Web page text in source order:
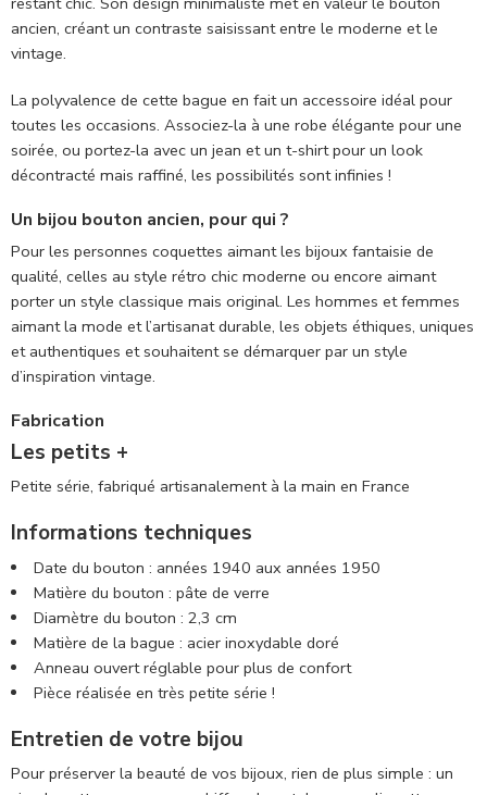
ancien, créant un contraste saisissant entre le moderne et le
vintage.
La polyvalence de cette bague en fait un accessoire idéal pour
toutes les occasions. Associez-la à une robe élégante pour une
soirée, ou portez-la avec un jean et un t-shirt pour un look
décontracté mais raffiné, les possibilités sont infinies !
Un bijou bouton ancien, pour qui ?
Pour les personnes coquettes aimant les bijoux fantaisie de
qualité, celles au style rétro chic moderne ou encore aimant
porter un style classique mais original. Les hommes et femmes
aimant la mode et l’artisanat durable, les objets éthiques, uniques
et authentiques et souhaitent se démarquer par un style
d’inspiration vintage.
Fabrication
Les petits +
Petite série, fabriqué artisanalement à la main en France
Informations techniques
Date du bouton : années 1940 aux années 1950
Matière du bouton : pâte de verre
Diamètre du bouton : 2,3 cm
Matière de la bague : acier inoxydable doré
Anneau ouvert réglable pour plus de confort
Pièce réalisée en très petite série !
Entretien de votre bijou
Pour préserver la beauté de vos bijoux, rien de plus simple : un